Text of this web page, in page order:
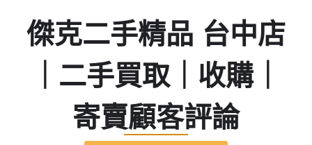
傑克二手精品 台中店
｜二手買取｜收購｜
寄賣顧客評論